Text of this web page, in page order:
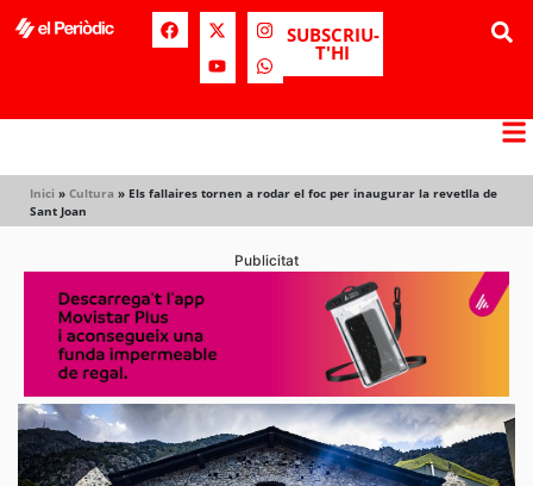
SUBSCRIU-
T'HI
Inici » Cultura » Els fallaires tornen a rodar el foc per inaugurar la revetlla de
Sant Joan
Publicitat